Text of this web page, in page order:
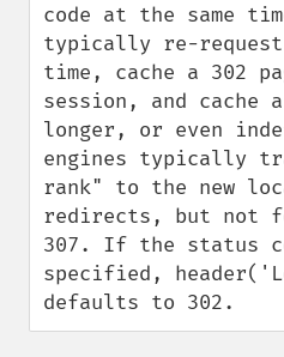
code at the same
typically re-request
time, cache a 302
session, and cache
longer, or even
engines typically
rank" to the new
redirects, but not
307. If the status
specified,
defaults to 302.